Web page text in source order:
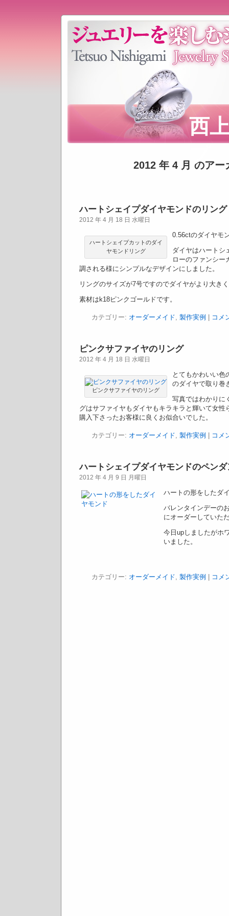
西
プ
2012 年 4 月 のアー
ハートシェイプダイヤモンドのリング
2012 年 4 月 18 日 水曜日
ハートシェイプカットのダイ
ヤモンドリング
0.56ctのダイヤモ
ダイヤはハートシ
ローのファンシー
調される様にシンプルなデザインにしました。
リングのサイズが7号ですのでダイヤがより大き
素材はk18ピンクゴールドです。
カテゴリー: オーダーメイド, 製作実例 コメ
ピンクサファイヤのリング
2012 年 4 月 18 日 水曜日
ピンクサファイヤのリング
とてもかわいい色
のダイヤで取り巻
写真ではわかりに
グはサファイヤもダイヤもキラキラと輝いて女性
購入下さったお客様に良くお似合いでした。
カテゴリー: オーダーメイド, 製作実例 コメ
ハートシェイプダイヤモンドのペンダ
2012 年 4 月 9 日 月曜日
ハートの形をしたダ
バレンタインデーの
にオーダーしていた
今日upしましたがホ
いました。
カテゴリー: オーダーメイド, 製作実例 コメ